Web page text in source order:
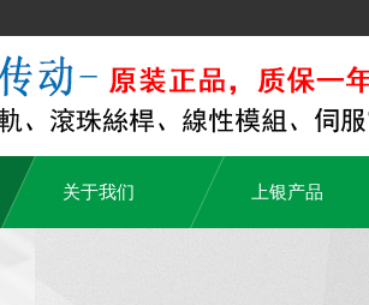
关于我们 上银产品